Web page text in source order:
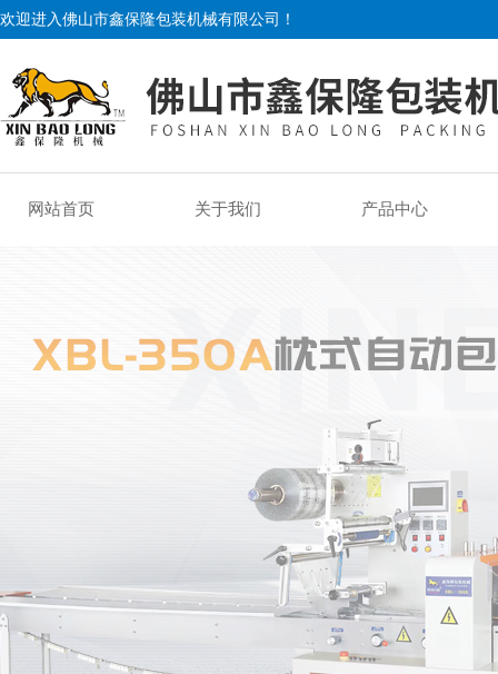
欢迎进入佛山市鑫保隆包装机械有限公司！
网站首页 关于我们 产品中心